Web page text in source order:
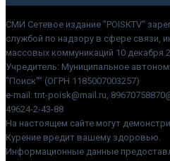
СМИ Сетевое издание "POISKTV"
службой по надзору в сфере связи,
массовых коммуникаций 10 декабря
Учредитель: Муниципальное
"Поиск"" (ОГРН 1185007003257)
e-mail: tnt-poisk@mail.ru,
49624-2-43-88
На настоящем сайте могут
Курение вредит вашему здоровью.
Информационные данные